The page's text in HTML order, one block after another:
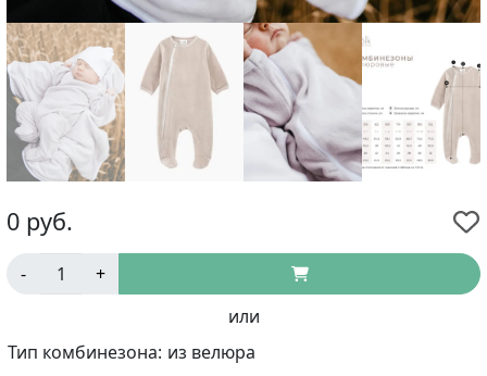
0 руб.
-
+
или
Тип комбинезона: из велюра